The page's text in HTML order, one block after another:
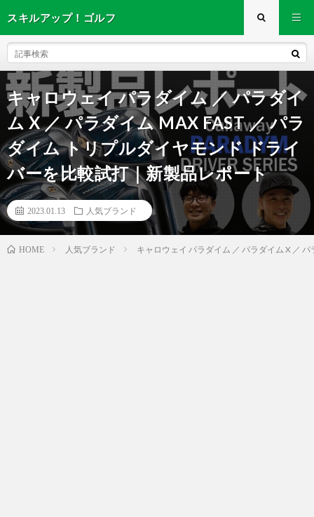
スキルアップ！ゴルフ
キャロウェイ パラダイム ／ パラダイ
ム X ／ パラダイム MAX FAST ／ パラ
ダイム トリプルダイヤモンド ドライ
バーを比較試打｜新製品レポート
2023.01.13 人気ブランド
HOME 人気ブランド キャロウェイ パラダイム ／ パラダイム X ／